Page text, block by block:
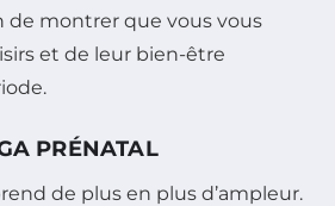
de montrer que vous vous
et de leur bien-être
PRÉNATAL
de plus en plus d’ampleur.